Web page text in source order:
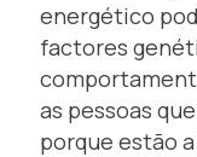
energético
factores
as pessoas
porque estão